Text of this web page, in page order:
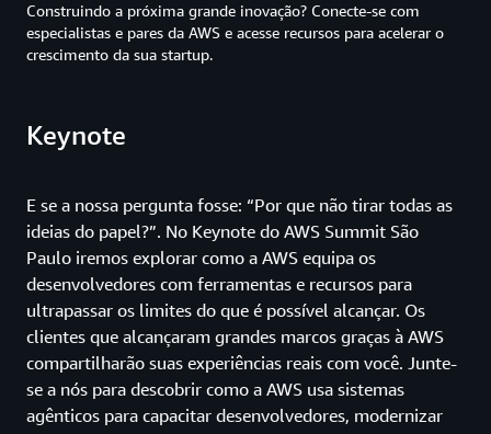
Construindo a próxima grande inovação? Conecte-se com
especialistas e pares da AWS e acesse recursos para acelerar o
crescimento da sua startup.
Keynote
E se a nossa pergunta fosse: “Por que não tirar todas as
ideias do papel?”. No Keynote do AWS Summit São
Paulo iremos explorar como a AWS equipa os
desenvolvedores com ferramentas e recursos para
ultrapassar os limites do que é possível alcançar. Os
clientes que alcançaram grandes marcos graças à AWS
compartilharão suas experiências reais com você. Junte-
se a nós para descobrir como a AWS usa sistemas
agênticos para capacitar desenvolvedores, modernizar